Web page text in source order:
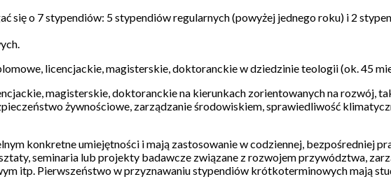
się o 7 stypendiów: 5 stypendiów regularnych (powyżej jednego roku) i 2
licencjackie, magisterskie, doktoranckie w dziedzinie teologii (ok. 45
magisterskie, doktoranckie na kierunkach zorientowanych na rozwój,
żywnościowe, zarządzanie środowiskiem, sprawiedliwość
konkretne umiejętności i mają zastosowanie w codziennej, bezpośredniej
seminaria lub projekty badawcze związane z rozwojem przywództwa,
itp. Pierwszeństwo w przyznawaniu stypendiów krótkoterminowych mają